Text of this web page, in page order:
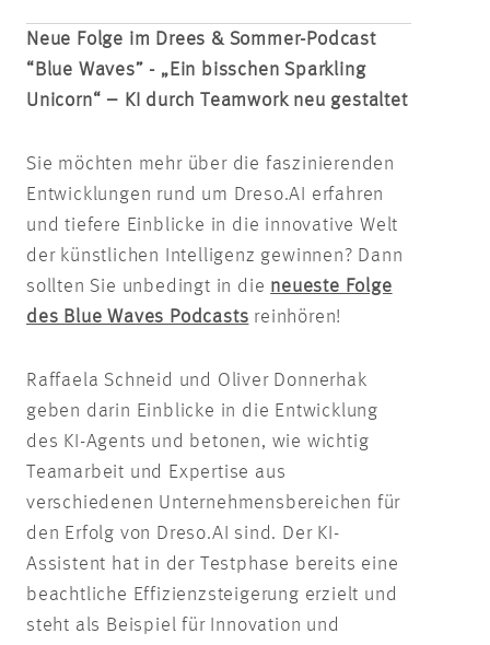
Neue Folge im Drees & Sommer-Podcast
“Blue Waves” - „Ein bisschen Sparkling
Unicorn“ – KI durch Teamwork neu gestaltet
Sie möchten mehr über die faszinierenden
Entwicklungen rund um Dreso.AI erfahren
und tiefere Einblicke in die innovative Welt
der künstlichen Intelligenz gewinnen? Dann
sollten Sie unbedingt in die neueste Folge
des Blue Waves Podcasts reinhören!
Raffaela Schneid und Oliver Donnerhak
geben darin Einblicke in die Entwicklung
des KI-Agents und betonen, wie wichtig
Teamarbeit und Expertise aus
verschiedenen Unternehmensbereichen für
den Erfolg von Dreso.AI sind. Der KI-
Assistent hat in der Testphase bereits eine
beachtliche Effizienzsteigerung erzielt und
steht als Beispiel für Innovation und